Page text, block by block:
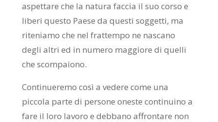
aspettare che la natura faccia il suo corso e
liberi questo Paese da questi soggetti, ma
riteniamo che nel frattempo ne nascano
degli altri ed in numero maggiore di quelli
che scompaiono.
Continueremo così a vedere come una
piccola parte di persone oneste continuino a
fare il loro lavoro e debbano affrontare non